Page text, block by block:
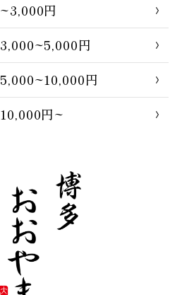
~3,000円
3,000~5,000円
5,000~10,000円
10,000円~